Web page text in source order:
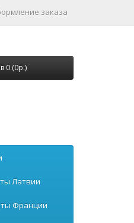
заказа
0 (0р.)
Латвии
Франции